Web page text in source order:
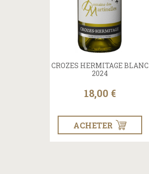
CROZES HERMITAGE BLANC
2024
18,00 €
ACHETER